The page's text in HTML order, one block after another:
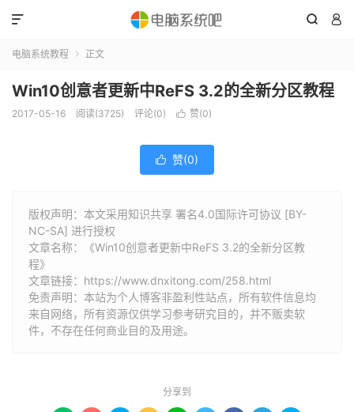
 

电脑系统教程  正文
Win10创意者更新中ReFS 3.2的全新分区教程
2017-05-16 阅读(3725) 评论(0)  赞(0)
 赞(0)
版权声明：本文采用知识共享 署名4.0国际许可协议 [BY-
NC-SA] 进行授权
文章名称：《Win10创意者更新中ReFS 3.2的全新分区教
程》
文章链接： https://www.dnxitong.com/258.html
免责声明：本站为个人博客非盈利性站点，所有软件信息均
来自网络，所有资源仅供学习参考研究目的，并不贩卖软
件，不存在任何商业目的及用途。
分享到